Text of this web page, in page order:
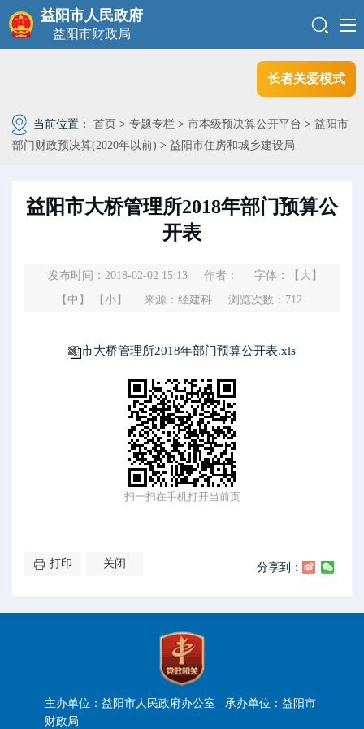
长者关爱模式
益阳市人民政府
益阳市财政局
当前位置： 首页 > 专题专栏 > 市本级预决算公开平台 > 益阳市
部门财政预决算(2020年以前) > 益阳市住房和城乡建设局
益阳市大桥管理所2018年部门预算公
开表
发布时间：2018-02-02 15:13 作者： 字体：
【大】
【中】
【小】 来源：经建科 浏览次数： 712
市大桥管理所2018年部门预算公开表.xls
扫一扫在手机打开当前页
打印 关闭 分享到：
主办单位：益阳市人民政府办公室 承办单位：益阳市
财政局